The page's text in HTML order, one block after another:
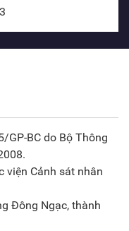
GP-BC do Bộ Thông
viện Cảnh sát nhân
Đông Ngạc, thành